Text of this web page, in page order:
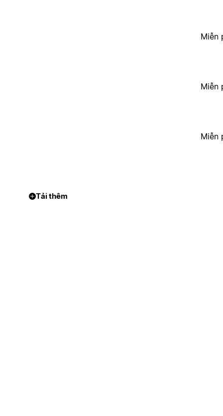
Miễn
Miễn
Miễn
Tải thêm